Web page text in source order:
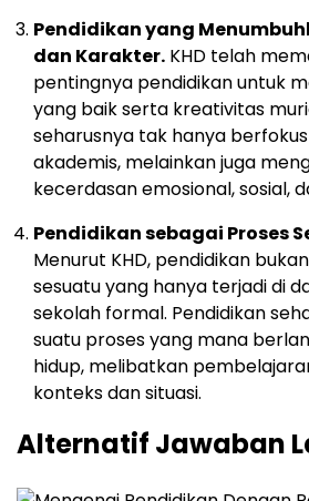
Pendidikan yang
dan Karakter. KHD telah
pentingnya pendidikan untuk
yang baik serta kreativitas
seharusnya tak hanya
akademis, melainkan juga
kecerdasan emosional, sosial,
Pendidikan sebagai Proses
Menurut KHD, pendidikan
sesuatu yang hanya terjadi di
sekolah formal. Pendidikan
suatu proses yang mana
hidup, melibatkan
konteks dan situasi.
Alternatif Jawaban